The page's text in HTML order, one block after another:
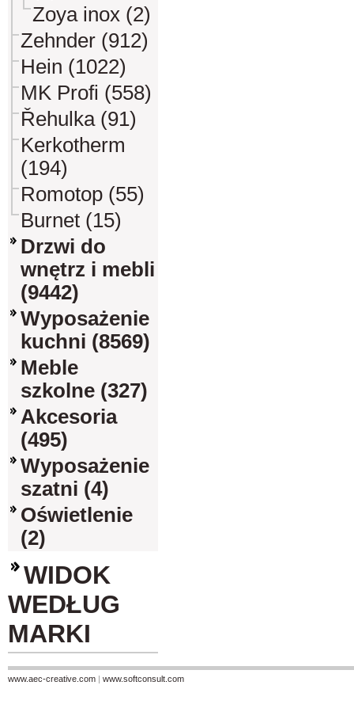
Zoya inox (2)
Zehnder (912)
Hein (1022)
MK Profi (558)
Řehulka (91)
Kerkotherm
(194)
Romotop (55)
Burnet (15)
Drzwi do
wnętrz i mebli
(9442)
Wyposażenie
kuchni (8569)
Meble
szkolne (327)
Akcesoria
(495)
Wyposażenie
szatni (4)
Oświetlenie
(2)
WIDOK
WEDŁUG
MARKI
www.aec-creative.com | www.softconsult.com